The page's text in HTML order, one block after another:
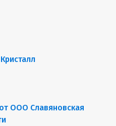
ООО Славяновская